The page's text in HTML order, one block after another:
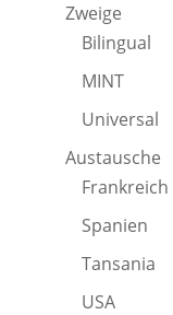
Zweige
Bilingual
MINT
Universal
Austausche
Frankreich
Spanien
Tansania
USA